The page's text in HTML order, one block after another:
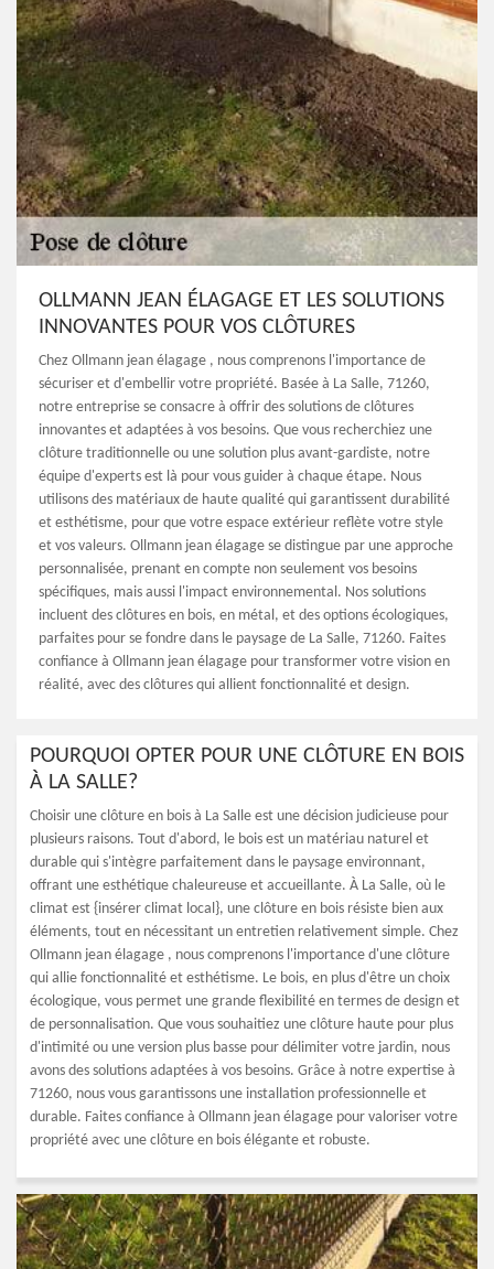
OLLMANN JEAN ÉLAGAGE ET LES SOLUTIONS
INNOVANTES POUR VOS CLÔTURES
Chez Ollmann jean élagage , nous comprenons l'importance de
sécuriser et d'embellir votre propriété. Basée à La Salle, 71260,
notre entreprise se consacre à offrir des solutions de clôtures
innovantes et adaptées à vos besoins. Que vous recherchiez une
clôture traditionnelle ou une solution plus avant-gardiste, notre
équipe d'experts est là pour vous guider à chaque étape. Nous
utilisons des matériaux de haute qualité qui garantissent durabilité
et esthétisme, pour que votre espace extérieur reflète votre style
et vos valeurs. Ollmann jean élagage se distingue par une approche
personnalisée, prenant en compte non seulement vos besoins
spécifiques, mais aussi l'impact environnemental. Nos solutions
incluent des clôtures en bois, en métal, et des options écologiques,
parfaites pour se fondre dans le paysage de La Salle, 71260. Faites
confiance à Ollmann jean élagage pour transformer votre vision en
réalité, avec des clôtures qui allient fonctionnalité et design.
POURQUOI OPTER POUR UNE CLÔTURE EN BOIS
À LA SALLE?
Choisir une clôture en bois à La Salle est une décision judicieuse pour
plusieurs raisons. Tout d'abord, le bois est un matériau naturel et
durable qui s'intègre parfaitement dans le paysage environnant,
offrant une esthétique chaleureuse et accueillante. À La Salle, où le
climat est {insérer climat local}, une clôture en bois résiste bien aux
éléments, tout en nécessitant un entretien relativement simple. Chez
Ollmann jean élagage , nous comprenons l'importance d'une clôture
qui allie fonctionnalité et esthétisme. Le bois, en plus d'être un choix
écologique, vous permet une grande flexibilité en termes de design et
de personnalisation. Que vous souhaitiez une clôture haute pour plus
d'intimité ou une version plus basse pour délimiter votre jardin, nous
avons des solutions adaptées à vos besoins. Grâce à notre expertise à
71260, nous vous garantissons une installation professionnelle et
durable. Faites confiance à Ollmann jean élagage pour valoriser votre
propriété avec une clôture en bois élégante et robuste.